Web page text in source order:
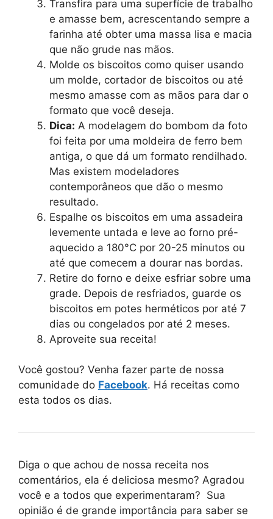
Transfira para uma superfície de trabalho
e amasse bem, acrescentando sempre a
farinha até obter uma massa lisa e macia
que não grude nas mãos.
Molde os biscoitos como quiser usando
um molde, cortador de biscoitos ou até
mesmo amasse com as mãos para dar o
formato que você deseja.
Dica: A modelagem do bombom da foto
foi feita por uma moldeira de ferro bem
antiga, o que dá um formato rendilhado.
Mas existem modeladores
contemporâneos que dão o mesmo
resultado.
Espalhe os biscoitos em uma assadeira
levemente untada e leve ao forno pré-
aquecido a 180°C por 20-25 minutos ou
até que comecem a dourar nas bordas.
Retire do forno e deixe esfriar sobre uma
grade. Depois de resfriados, guarde os
biscoitos em potes herméticos por até 7
dias ou congelados por até 2 meses.
Aproveite sua receita!
Você gostou? Venha fazer parte de nossa
comunidade do Facebook. Há receitas como
esta todos os dias.
Diga o que achou de nossa receita nos
comentários, ela é deliciosa mesmo? Agradou
você e a todos que experimentaram? Sua
opinião é de grande importância para saber se